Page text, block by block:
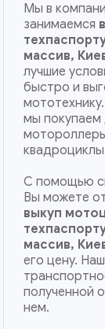
Мы в
занимаемся
массив,
лучшие
быстро и
мы покупаем
С помощью
Вы можете
выкуп
массив,
его цену.
полученной
нем.